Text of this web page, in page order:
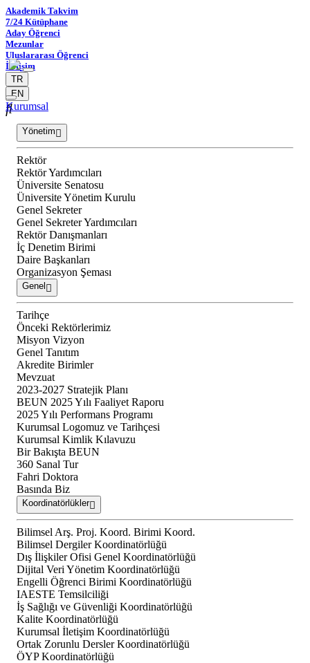
Akademik Takvim
7/24 Kütüphane
Aday Öğrenci
Mezunlar
Uluslararası Öğrenci
İletişim
TR
EN
Kurumsal
Yönetim
Rektör
Rektör Yardımcıları
Üniversite Senatosu
Üniversite Yönetim Kurulu
Genel Sekreter
Genel Sekreter Yardımcıları
Rektör Danışmanları
İç Denetim Birimi
Daire Başkanları
Organizasyon Şeması
Genel
Tarihçe
Önceki Rektörlerimiz
Misyon Vizyon
Genel Tanıtım
Akredite Birimler
Mevzuat
2023-2027 Stratejik Planı
BEUN 2025 Yılı Faaliyet Raporu
2025 Yılı Performans Programı
Kurumsal Logomuz ve Tarihçesi
Kurumsal Kimlik Kılavuzu
Bir Bakışta BEUN
360 Sanal Tur
Fahri Doktora
Basında Biz
Koordinatörlükler
Bilimsel Arş. Proj. Koord. Birimi Koord.
Bilimsel Dergiler Koordinatörlüğü
Dış İlişkiler Ofisi Genel Koordinatörlüğü
Dijital Veri Yönetim Koordinatörlüğü
Engelli Öğrenci Birimi Koordinatörlüğü
IAESTE Temsilciliği
İş Sağlığı ve Güvenliği Koordinatörlüğü
Kalite Koordinatörlüğü
Kurumsal İletişim Koordinatörlüğü
Ortak Zorunlu Dersler Koordinatörlüğü
ÖYP Koordinatörlüğü